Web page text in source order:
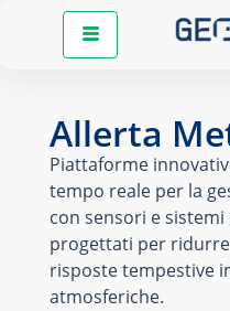
Allerta
Piattaforme
tempo reale per la
con sensori e
progettati per
risposte tempestive
atmosferiche.